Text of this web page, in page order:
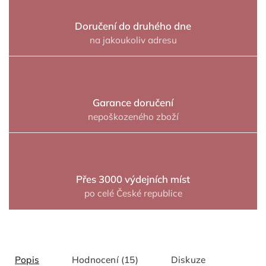
Doručení do druhého dne
na jakoukoliv adresu
Garance doručení
nepoškozeného zboží
Přes 3000 výdejních míst
po celé České republice
Popis Hodnocení (15) Diskuze